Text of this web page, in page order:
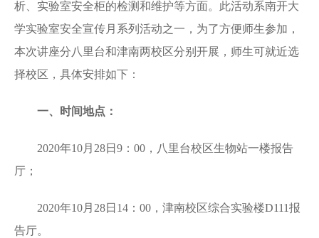
析、实验室安全柜的检测和维护等方面。此活动系南开大
学实验室安全宣传月系列活动之一，为了方便师生参加，
本次讲座分八里台和津南两校区分别开展，师生可就近选
择校区，具体安排如下：
一、时间地点：
2020年10月28日9：00，八里台校区生物站一楼报告
厅；
2020年10月28日14：00，津南校区综合实验楼D111报
告厅。